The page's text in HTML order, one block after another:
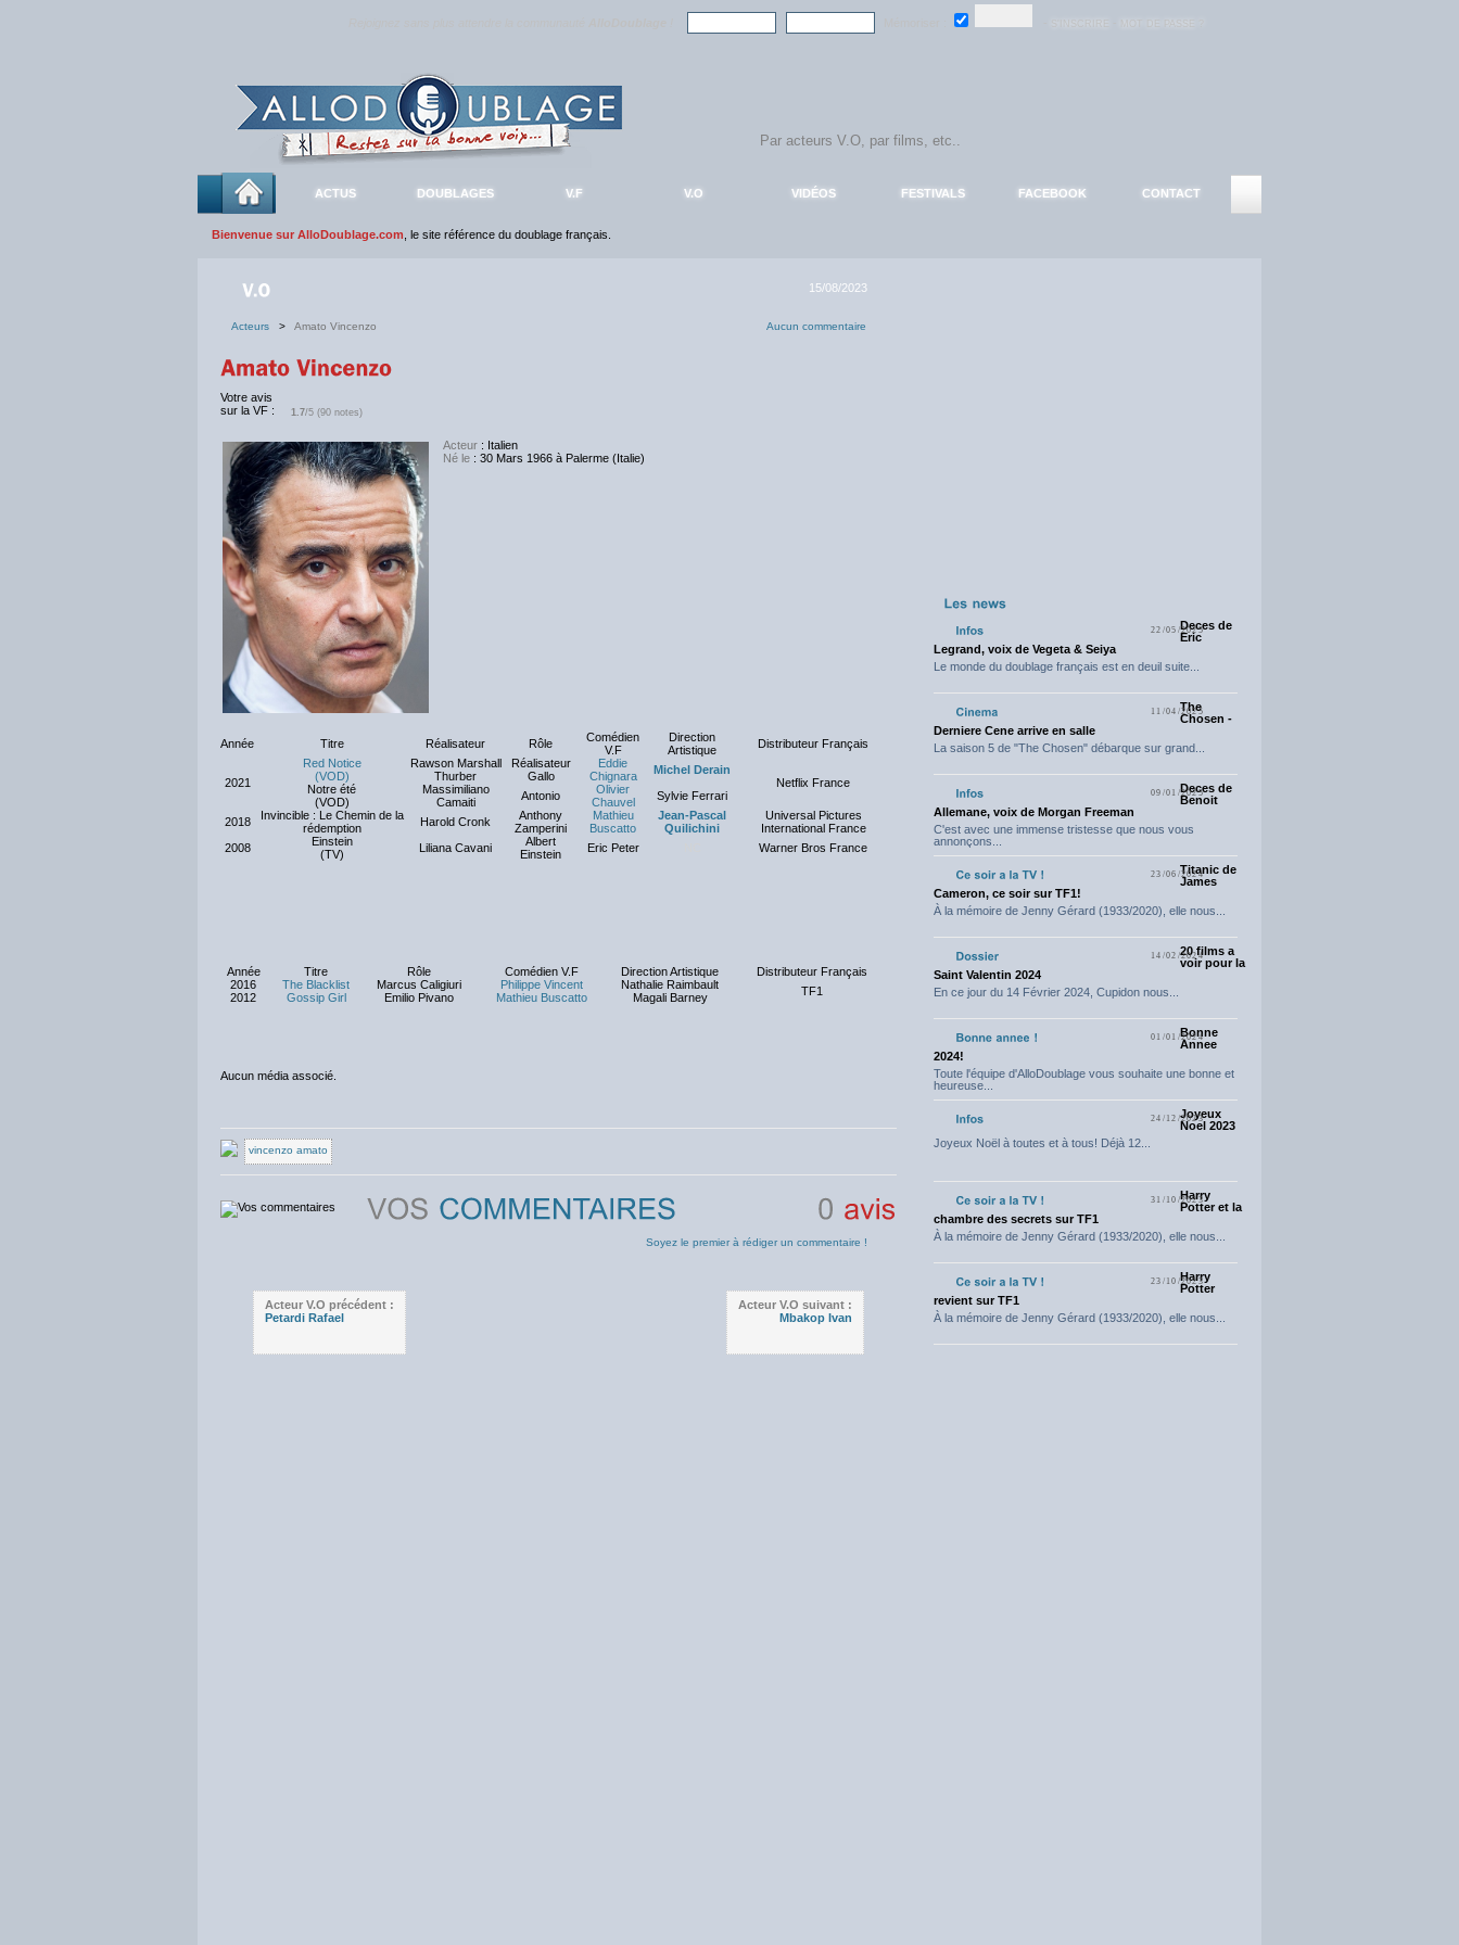
ACTUS DOUBLAGES V.F V.O VIDÉOS FESTIVALS FACEBOOK CONTACT
Bienvenue sur AlloDoublage.com , le site référence du doublage français.
15/08/2023
Acteurs > Amato Vincenzo Aucun commentaire
Votre avis
sur la VF :
1.7/5 (90 notes)
Acteur : Italien
Né le : 30 Mars 1966 à Palerme (Italie)
Année Titre Réalisateur Rôle
Comédien
V.F
Direction
Artistique
Distributeur Français
2021
Red Notice
(VOD)
Rawson Marshall
Thurber
Réalisateur
Gallo
Eddie
Chignara
Michel Derain
Netflix France
Notre été
(VOD)
Massimiliano
Camaiti
Antonio
Olivier
Chauvel
Sylvie Ferrari
2018
Invincible : Le Chemin de la
rédemption
Harold Cronk
Anthony
Zamperini
Mathieu
Buscatto
Jean-Pascal
Quilichini
Universal Pictures
International France
2008
Einstein
(TV)
Liliana Cavani
Albert
Einstein
Eric Peter Warner Bros France
Année Titre Rôle Comédien V.F Direction Artistique
Distributeur Français
2016
The Blacklist Marcus Caligiuri Philippe Vincent Nathalie Raimbault TF1
2012 Gossip Girl Emilio Pivano Mathieu Buscatto Magali Barney
Aucun média associé.
vincenzo amato
Soyez le premier à rédiger un commentaire !
Acteur V.O précédent :
Petardi Rafael
Acteur V.O suivant :
Mbakop Ivan
22/05/2025Deces de
Eric
Legrand, voix de Vegeta & Seiya
Le monde du doublage français est en deuil suite...
11/04/2025
The
Chosen -
Derniere Cene arrive en salle
La saison 5 de "The Chosen" débarque sur grand...
09/01/2025Deces de
Benoit
Allemane, voix de Morgan Freeman
C'est avec une immense tristesse que nous vous
annonçons...
23/06/2024Titanic de
James
Cameron, ce soir sur TF1!
À la mémoire de Jenny Gérard (1933/2020), elle nous...
14/02/202420 films a
voir pour la
Saint Valentin 2024
En ce jour du 14 Février 2024, Cupidon nous...
01/01/2024
Bonne
Annee
2024!
Toute l'équipe d'AlloDoublage vous souhaite une bonne et
heureuse...
24/12/2023
Joyeux
Noel 2023
Joyeux Noël à toutes et à tous! Déjà 12...
31/10/2023
Harry
Potter et la
chambre des secrets sur TF1
À la mémoire de Jenny Gérard (1933/2020), elle nous...
23/10/2023
Harry
Potter
revient sur TF1
À la mémoire de Jenny Gérard (1933/2020), elle nous...